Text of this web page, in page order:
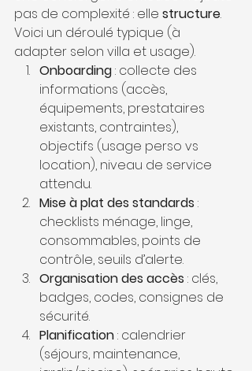
pas de complexité : elle structure.
Voici un déroulé typique (à
adapter selon villa et usage).
Onboarding : collecte des
informations (accès,
équipements, prestataires
existants, contraintes),
objectifs (usage perso vs
location), niveau de service
attendu.
Mise à plat des standards :
checklists ménage, linge,
consommables, points de
contrôle, seuils d’alerte.
Organisation des accès : clés,
badges, codes, consignes de
sécurité.
Planification : calendrier
(séjours, maintenance,